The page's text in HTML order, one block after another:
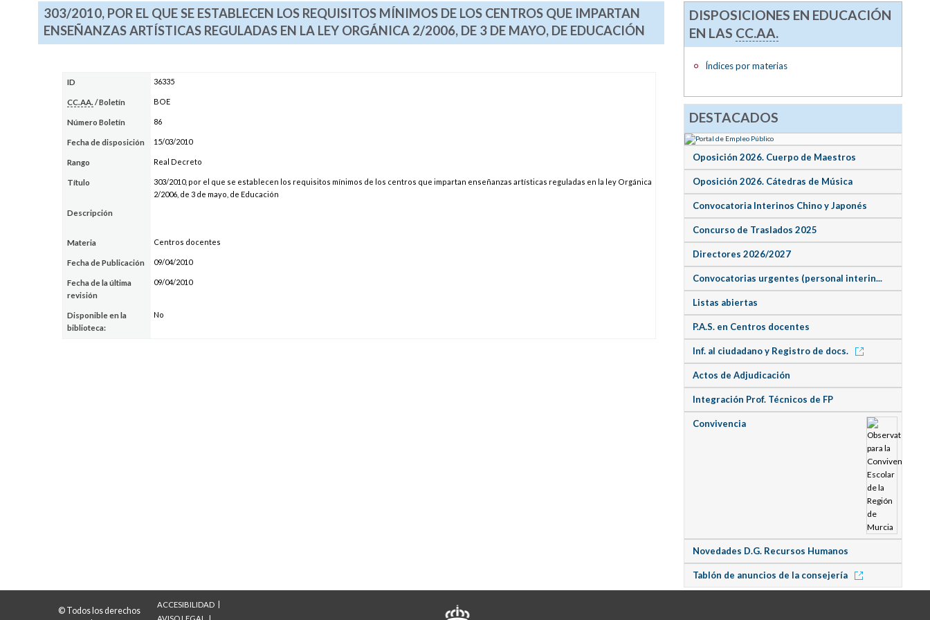
303/2010, POR EL QUE SE ESTABLECEN LOS REQUISITOS MÍNIMOS DE LOS CENTROS QUE IMPARTAN
ENSEÑANZAS ARTÍSTICAS REGULADAS EN LA LEY ORGÁNICA 2/2006, DE 3 DE MAYO, DE EDUCACIÓN
ID 36335
CC.AA. / Boletín BOE
Número Boletín 86
Fecha de disposición 15/03/2010
Rango Real Decreto
Título
303/2010, por el que se establecen los requisitos mínimos de los centros que impartan enseñanzas artísticas reguladas en la ley Orgánica
2/2006, de 3 de mayo, de Educación
Descripción
Materia Centros docentes
Fecha de Publicación 09/04/2010
Fecha de la última
revisión
09/04/2010
Disponible en la
biblioteca:
No
DISPOSICIONES EN EDUCACIÓN
EN LAS CC.AA.
Índices por materias
DESTACADOS
Oposición 2026. Cuerpo de Maestros
Oposición 2026. Cátedras de Música
Convocatoria Interinos Chino y Japonés
Concurso de Traslados 2025
Directores 2026/2027
Convocatorias urgentes (personal interin...
Listas abiertas
P.A.S. en Centros docentes
Inf. al ciudadano y Registro de docs.
Actos de Adjudicación
Integración Prof. Técnicos de FP
Convivencia
Novedades D.G. Recursos Humanos
Tablón de anuncios de la consejería
© Todos los derechos
ACCESIBILIDAD
AVISO LEGAL